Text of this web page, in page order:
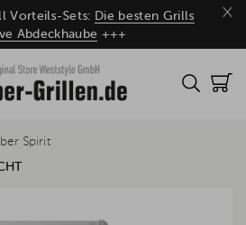
×
Vorteils-Sets: Die besten Grills
Abdeckhaube +++
Spirit